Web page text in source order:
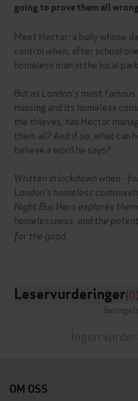
going to prove them all
Meet Hector: a bully whose
control when, after school
homeless man in the local park.
But as London's most
missing and its homeless
the thieves, has Hector
them all? And if so, what can
believe a word he says?
Written in lockdown when -
London's homeless
Night Bus Hero explores
homelessness, and the
for the good.
Leservurderinger(0)
Ingen
OM OSS